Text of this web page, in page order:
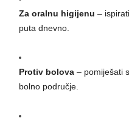
Za oralnu higijenu –
puta dnevno.
Protiv bolova – pomiješati
bolno područje.